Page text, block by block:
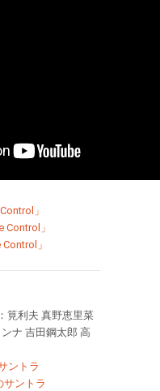
」
Control」
Control」
筧利夫 真野恵里菜
ナ 吉田鋼太郎 高
ントラ
サントラ